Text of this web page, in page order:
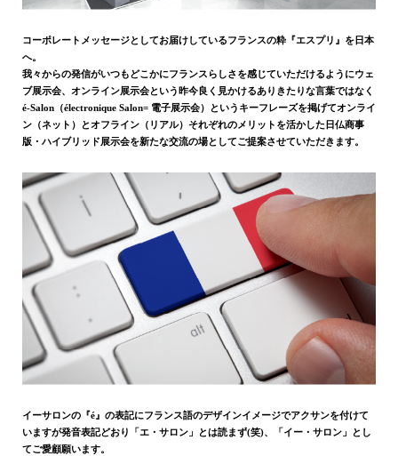
コーポレートメッセージとしてお届けしているフランスの粋『エスプリ』を日本
へ。
我々からの発信がいつもどこかにフランスらしさを感じていただけるようにウェ
ブ展示会、オンライン展示会という昨今良く見かけるありきたりな言葉ではなく
é-Salon（électronique Salon= 電子展示会）というキーフレーズを掲げてオンライ
ン（ネット）とオフライン（リアル）それぞれのメリットを活かした日仏商事
版・ハイブリッド展示会を新たな交流の場としてご提案させていただきます。
イーサロンの『é』の表記にフランス語のデザインイメージでアクサンを付けて
いますが発音表記どおり「エ・サロン」とは読まず(笑)、「イー・サロン」とし
てご愛顧願います。